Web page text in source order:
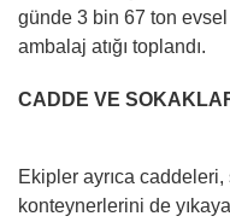
günde 3 bin 67 ton
ambalaj atığı toplandı.
CADDE VE
Ekipler ayrıca caddeleri,
konteynerlerini de